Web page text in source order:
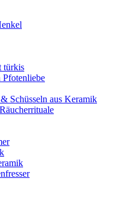
türkis
Schüsseln aus Keramik